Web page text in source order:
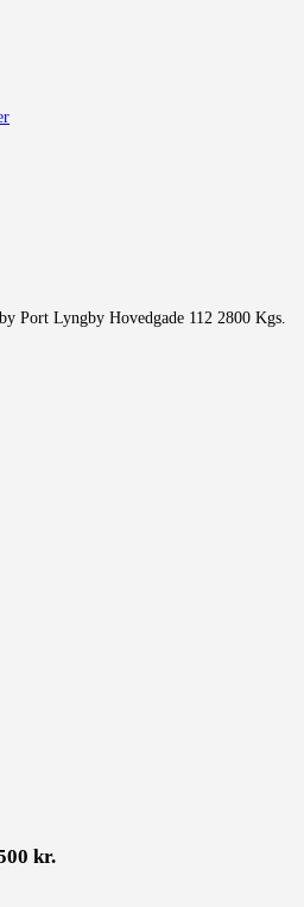
Port Lyngby Hovedgade 112 2800 Kgs.
kr.